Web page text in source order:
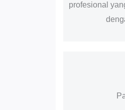
profesional